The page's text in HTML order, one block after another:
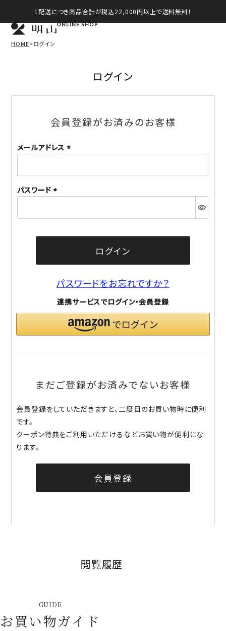
1配送につき商品合計が税込22,000円以上で送料無料！
ONLINE SHOP
HOME ログイン
ログイン
会員登録がお済みのお客様
メールアドレス
須)
パスワード
須)
ログイン
パスワードをお忘れですか？
連携サービスでログイン・会員登録
まだご登録がお済みでないお客様
会員登録をしていただきますと、二度目のお買い物時に便利
です。
クーポン特典をご利用いただけるなどお買い物が便利にな
ります。
会員登録
閲覧履歴
GUIDE
お買い物ガイド